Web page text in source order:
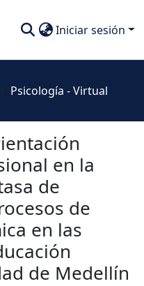
Iniciar sesión
Psicología - Virtual
en la
de
de
en las
de Medellín